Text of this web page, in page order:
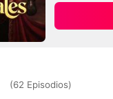
(62 Episodios)